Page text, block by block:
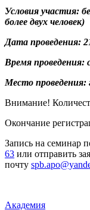
Условия участия:
более двух человек)
Дата проведения:
Время проведения:
Место проведения:
Внимание!
Окончание
Запись на семинар
63 или отправить
почту
Академия